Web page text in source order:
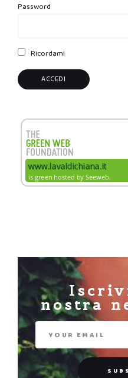
Password
Ricordami
nostra